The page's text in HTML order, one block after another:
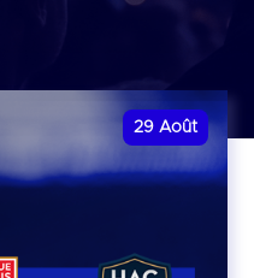
29 Août